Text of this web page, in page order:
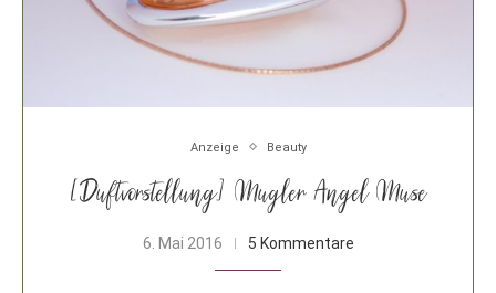
Anzeige Beauty
[Duftvorstellung] Mugler Angel Muse
6. Mai 2016 5 Kommentare